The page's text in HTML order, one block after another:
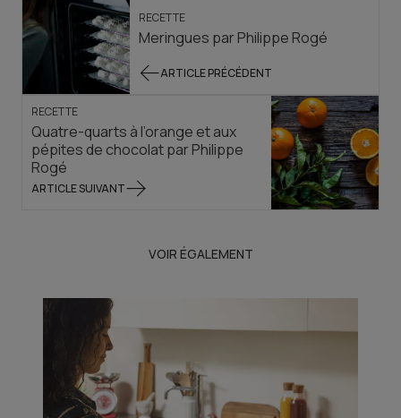
RECETTE
Meringues par Philippe Rogé
ARTICLE PRÉCÉDENT
RECETTE
Quatre-quarts à l’orange et aux
pépites de chocolat par Philippe
Rogé
ARTICLE SUIVANT
VOIR ÉGALEMENT